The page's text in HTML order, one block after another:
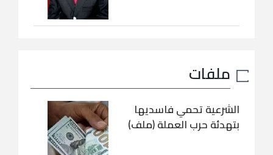
ملفات
الشرعية تحمي فاسديها
بتهدئة حرب العملة (ملف)